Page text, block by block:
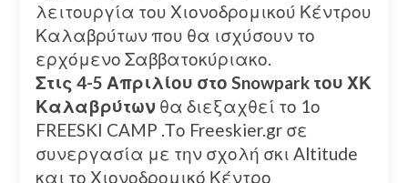
λειτουργία του Χιονοδρομικού Κέντρου
Καλαβρύτων που θα ισχύσουν το
ερχόμενο Σαββατοκύριακο.
Στις 4-5 Απριλίου στο Snowpark του ΧΚ
Καλαβρύτωνθα διεξαχθεί το 1ο
FREESKI CAMP .Το Freeskier.gr σε
συνεργασία με την σχολή σκι Altitude
και το Χιονοδρομικό Κέντρο